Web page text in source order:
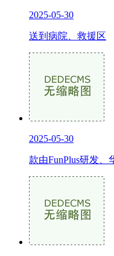
2025-05-30
送到病院、救援区
2025-05-30
款由FunPlus研发、